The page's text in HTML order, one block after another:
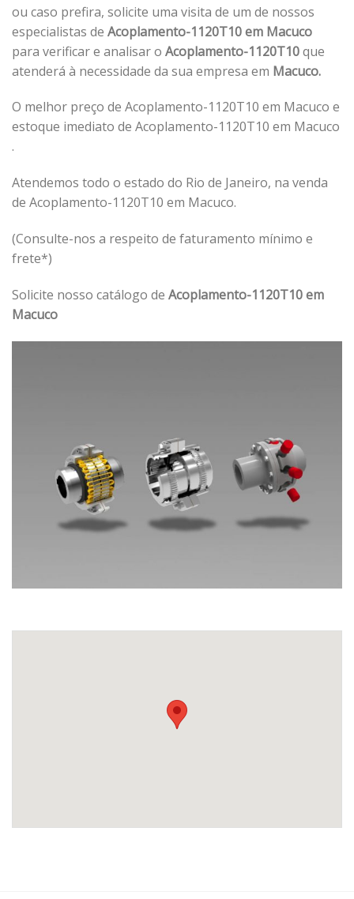
ou caso prefira, solicite uma visita de um de nossos
especialistas de Acoplamento-1120T10 em Macuco
para verificar e analisar o Acoplamento-1120T10que
atenderá à necessidade da sua empresa em Macuco.
O melhor preço de Acoplamento-1120T10 em Macuco e
estoque imediato de Acoplamento-1120T10 em Macuco
.
Atendemos todo o estado do Rio de Janeiro, na venda
de Acoplamento-1120T10 em Macuco.
(Consulte-nos a respeito de faturamento mínimo e
frete*)
Solicite nosso catálogo de Acoplamento-1120T10 em
Macuco